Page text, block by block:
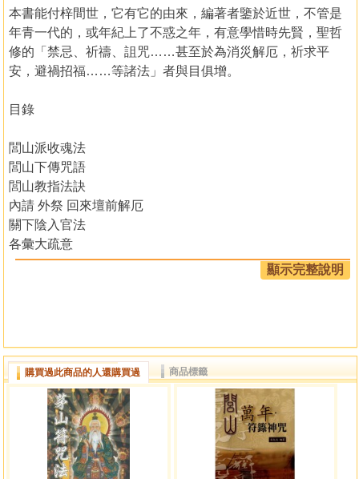
本書能付梓間世，它有它的由來，編著者鑒於近世，不管是
年青一代的，或年紀上了不惑之年，有意學惜時先賢，聖哲
修的「禁忌、祈禱、詛咒……甚至於為消災解厄，祈求平
安，避禍招福……等諸法」者與目俱增。
目錄
閭山派收魂法
閭山下傳咒語
閭山教指法訣
內請 外祭 回來壇前解厄
關下陰入官法
各彙大疏意
各朝法事意
顯示完整說明
購買過此商品的人還購買過 商品標籤